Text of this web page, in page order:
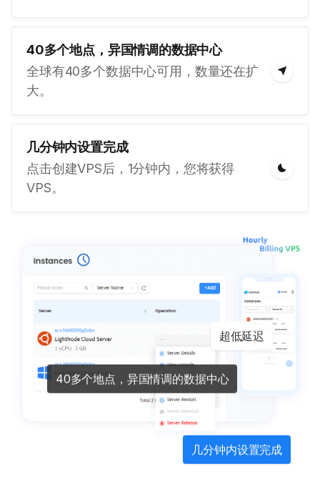
40多个地点，异国情调的数据中心
全球有40多个数据中心可用，数量还在扩
大。
几分钟内设置完成
点击创建VPS后，1分钟内，您将获得
VPS。
超低延迟
40多个地点，异国情调的数据中心
几分钟内设置完成